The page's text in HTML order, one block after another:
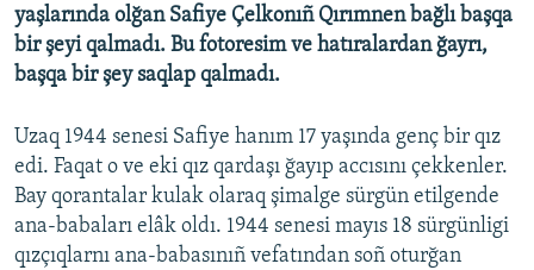
yaşlarında olğan Safiye Çelkonıñ Qırımnen bağlı başqa
bir şeyi qalmadı. Bu fotoresim ve hatıralardan ğayrı,
başqa bir şey saqlap qalmadı.
Uzaq 1944 senesi Safiye hanım 17 yaşında genç bir qız
edi. Faqat o ve eki qız qardaşı ğayıp accısını çekkenler.
Bay qorantalar kulak olaraq şimalge sürgün etilgende
ana-babaları elâk oldı. 1944 senesi mayıs 18 sürgünligi
qızçıqlarnı ana-babasınıñ vefatından soñ oturğan